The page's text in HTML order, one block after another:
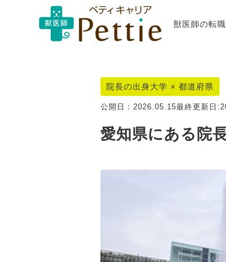
獣医師の転
院長の出身大学 × 都道府県
公開日： 2026.05.15最終更新日:
愛知県にある院